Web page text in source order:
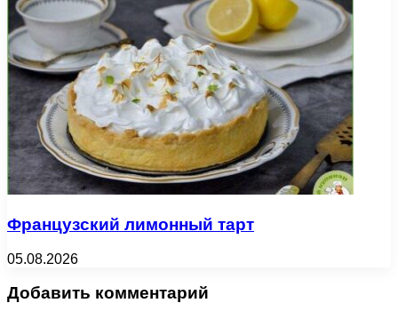
Французский лимонный тарт
05.08.2026
Добавить комментарий